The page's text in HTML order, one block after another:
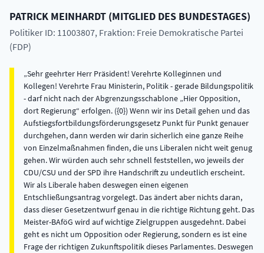
PATRICK MEINHARDT (MITGLIED DES BUNDESTAGES)
Politiker ID: 11003807, Fraktion: Freie Demokratische Partei
(FDP)
Sehr geehrter Herr Präsident! Verehrte Kolleginnen und
Kollegen! Verehrte Frau Ministerin, Politik - gerade Bildungspolitik
- darf nicht nach der Abgrenzungsschablone „Hier Opposition,
dort Regierung“ erfolgen. ({0}) Wenn wir ins Detail gehen und das
Aufstiegsfortbildungsförderungsgesetz Punkt für Punkt genauer
durchgehen, dann werden wir darin sicherlich eine ganze Reihe
von Einzelmaßnahmen finden, die uns Liberalen nicht weit genug
gehen. Wir würden auch sehr schnell feststellen, wo jeweils der
CDU/CSU und der SPD ihre Handschrift zu undeutlich erscheint.
Wir als Liberale haben deswegen einen eigenen
Entschließungsantrag vorgelegt. Das ändert aber nichts daran,
dass dieser Gesetzentwurf genau in die richtige Richtung geht. Das
Meister-BAföG wird auf wichtige Zielgruppen ausgedehnt. Dabei
geht es nicht um Opposition oder Regierung, sondern es ist eine
Frage der richtigen Zukunftspolitik dieses Parlamentes. Deswegen